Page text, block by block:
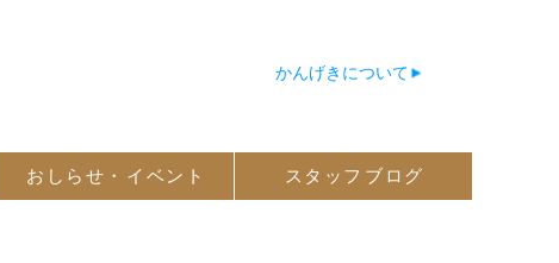
かんげきについて
おしらせ・ イベント スタッフ ブログ